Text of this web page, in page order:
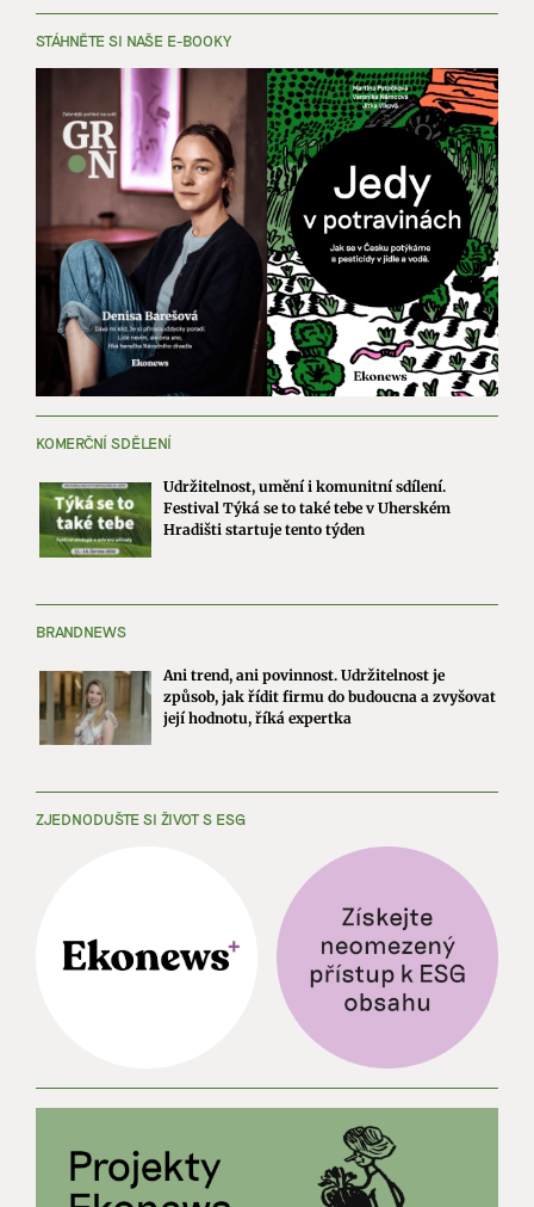
STÁHNĚTE SI NAŠE E-BOOKY
KOMERČNÍ SDĚLENÍ
Udržitelnost, umění i komunitní sdílení.
Festival Týká se to také tebe v Uherském
Hradišti startuje tento týden
BRANDNEWS
Ani trend, ani povinnost. Udržitelnost je
způsob, jak řídit firmu do budoucna a zvyšovat
její hodnotu, říká expertka
ZJEDNODUŠTE SI ŽIVOT S ESG